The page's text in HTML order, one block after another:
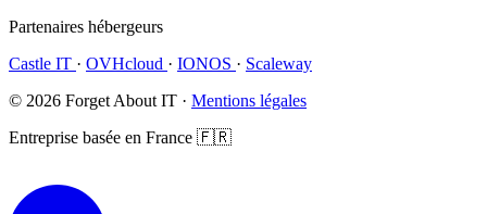
Partenaires hébergeurs
Castle IT · OVHcloud · IONOS · Scaleway
© 2026 Forget About IT · Mentions légales
Entreprise basée en France 🇫🇷